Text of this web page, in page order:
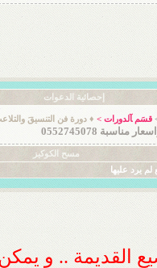
إحصائية الدعوات
قسَم ﺂلدورات > ♦ دورة فن التنسيقَ
0552745078
مسح الكوكيز
يرد عليها
القديمة .. و